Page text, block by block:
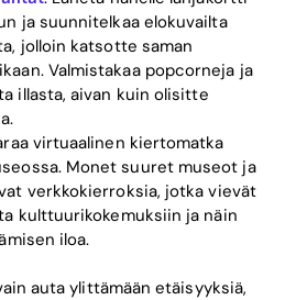
ja suunnitelkaa elokuvailta
jolloin katsotte saman
Valmistakaa popcorneja ja
illasta, aivan kuin olisitte
virtuaalinen kiertomatka
Monet suuret museot ja
verkkokierroksia, jotka vievät
kulttuurikokemuksiin ja näin
iloa.
auta ylittämään etäisyyksiä,